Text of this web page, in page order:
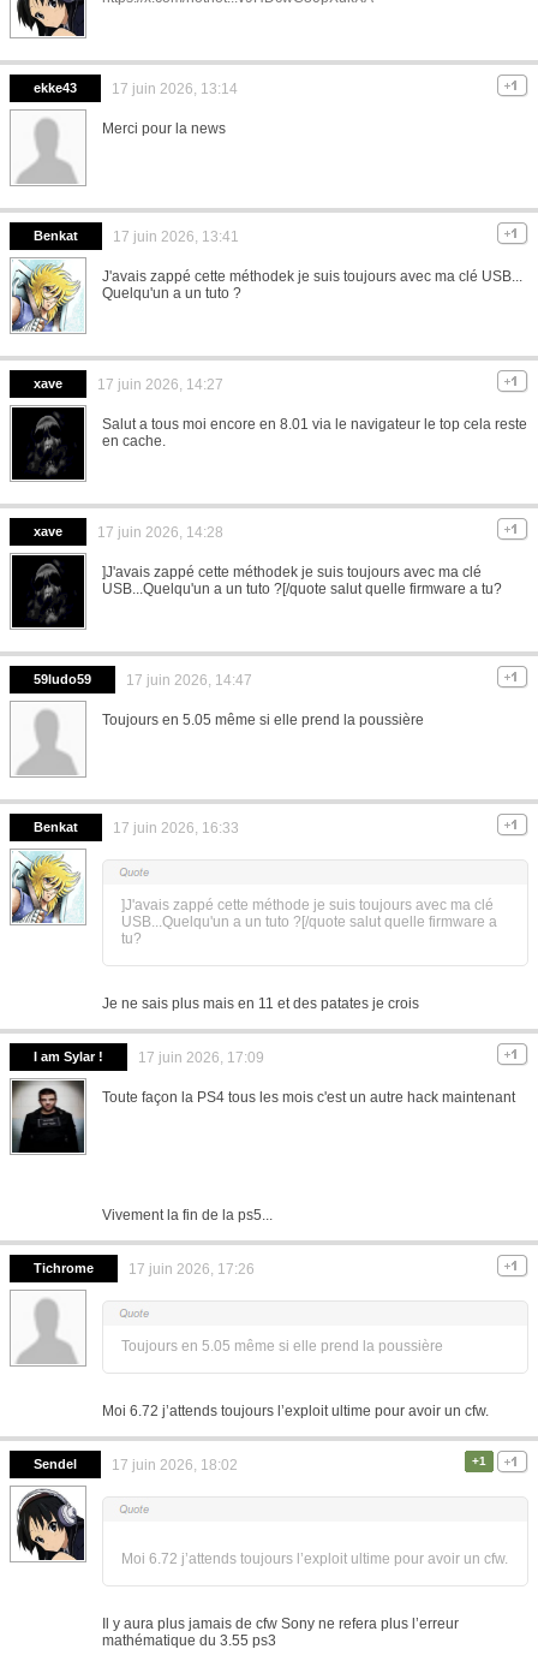
ekke43 17 juin 2026, 13:14
Merci pour la news
Benkat 17 juin 2026, 13:41
J'avais zappé cette méthodek je suis toujours avec ma clé USB...
Quelqu'un a un tuto ?
xave 17 juin 2026, 14:27
Salut a tous moi encore en 8.01 via le navigateur le top cela reste
en cache.
xave 17 juin 2026, 14:28
]J'avais zappé cette méthodek je suis toujours avec ma clé
USB...Quelqu'un a un tuto ?[/quote salut quelle firmware a tu?
59ludo59 17 juin 2026, 14:47
Toujours en 5.05 même si elle prend la poussière
Benkat 17 juin 2026, 16:33
]J'avais zappé cette méthode je suis toujours avec ma clé
USB...Quelqu'un a un tuto ?[/quote salut quelle firmware a
tu?
Je ne sais plus mais en 11 et des patates je crois
I am Sylar ! 17 juin 2026, 17:09
Toute façon la PS4 tous les mois c'est un autre hack maintenant
Vivement la fin de la ps5...
Tichrome 17 juin 2026, 17:26
Toujours en 5.05 même si elle prend la poussière
Moi 6.72 j’attends toujours l’exploit ultime pour avoir un cfw.
Sendel 17 juin 2026, 18:02 +1
Moi 6.72 j’attends toujours l’exploit ultime pour avoir un cfw.
Il y aura plus jamais de cfw Sony ne refera plus l’erreur
mathématique du 3.55 ps3